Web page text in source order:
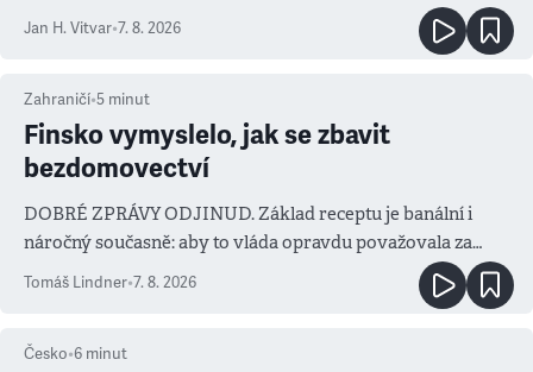
salvy i kritika pokrokářů
Jan H. Vitvar•7. 8. 2026
Zahraničí•5 minut
Finsko vymyslelo, jak se zbavit
bezdomovectví
DOBRÉ ZPRÁVY ODJINUD. Základ receptu je banální i
náročný současně: aby to vláda opravdu považovala za
prioritu
Tomáš Lindner•7. 8. 2026
Česko•6 minut